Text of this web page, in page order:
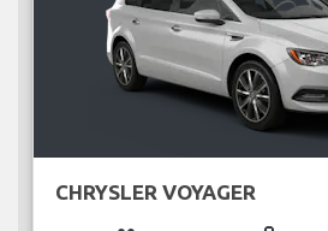
CHRYSLER VOYAGER